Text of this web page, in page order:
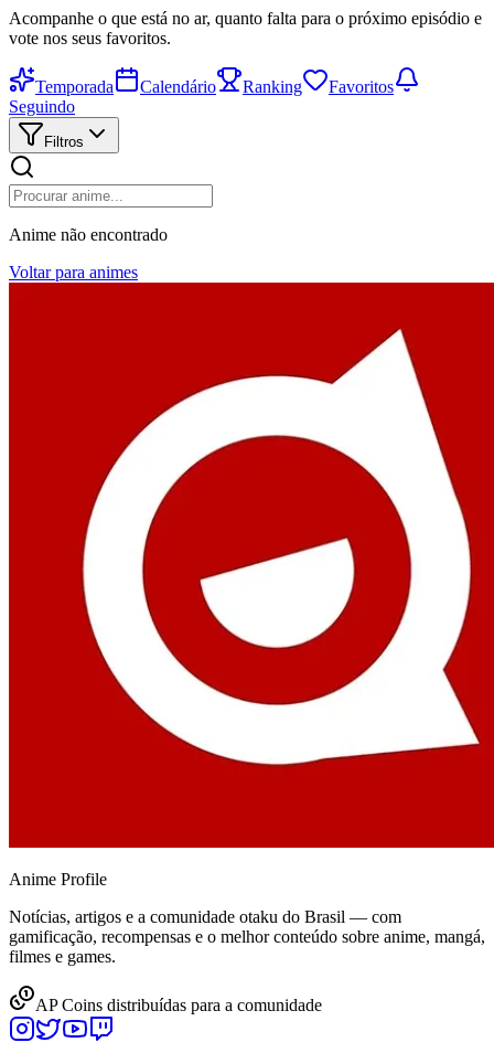
Acompanhe o que está no ar, quanto falta para o próximo episódio e
vote nos seus favoritos.
Temporada Calendário Ranking
Favoritos
Seguindo
Filtros
Anime não encontrado
Voltar para animes
Anime Profile
Notícias, artigos e a comunidade otaku do Brasil — com
gamificação, recompensas e o melhor conteúdo sobre anime, mangá,
filmes e games.
AP Coins distribuídas para a comunidade